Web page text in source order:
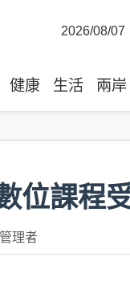
2026/08/07
健康 生活 兩岸
位課程
理者